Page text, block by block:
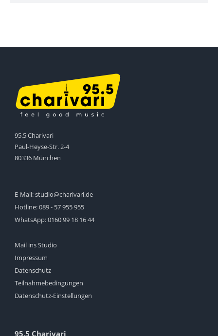
95.5 Charivari
Paul-Heyse-Str. 2-4
80336 München
E-Mail:studio@charivari.de
Hotline:089 - 57 955 955
WhatsApp:0160 99 18 16 44
Mail ins Studio
Impressum
Datenschutz
Teilnahmebedingungen
Datenschutz-Einstellungen
95.5 Charivari